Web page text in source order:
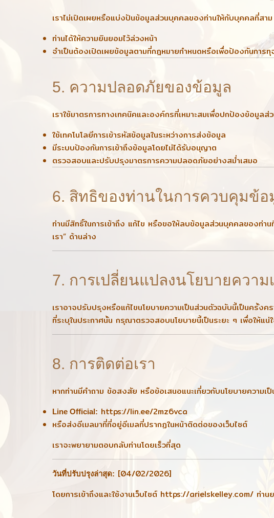
เราไม่เปิดเผยหรือแบ่งปันข้อมูลส่วนบุคคลของท่านให้กับบุคคลที่สาม
ท่านได้ให้ความยินยอมไว้ล่วงหน้า
จำเป็นต้องเปิดเผยข้อมูลตามที่กฎหมายกำหนดหรือเพื่อป้องกันการ
5. ความปลอดภัยของข้อมูล
เราใช้มาตรการทางเทคนิคและองค์กรที่เหมาะสมเพื่อปกป้องข้อมู
ใช้เทคโนโลยีการเข้ารหัสข้อมูลในระหว่างการส่งข้อมูล
มีระบบป้องกันการเข้าถึงข้อมูลโดยไม่ได้รับอนุญาต
ตรวจสอบและปรับปรุงมาตรการความปลอดภัยอย่างสม่ำเสมอ
6. สิทธิของท่านในการควบคุมข้
ท่านมีสิทธิ์ในการเข้าถึง แก้ไข หรือขอให้ลบข้อมูลส่วนบุคคลของท่า
เรา” ด้านล่าง
7. การเปลี่ยนแปลงนโยบายความ
เราอาจปรับปรุงหรือแก้ไขนโยบายความเป็นส่วนตัวฉบับนี้เป็นครั้ง
ที่ระบุในประกาศนั้น กรุณาตรวจสอบนโยบายนี้เป็นระยะ ๆ เพื่อให้แ
8. การติดต่อเรา
หากท่านมีคำถาม ข้อสงสัย หรือข้อเสนอแนะเกี่ยวกับนโยบายความ
Line Official: https://lin.ee/2mz6vca
หรือส่งอีเมลมาที่ที่อยู่อีเมลที่ปรากฏในหน้าติดต่อของเว็บไซต์
เราจะพยายามตอบกลับท่านโดยเร็วที่สุด
วันที่ปรับปรุงล่าสุด: [04/02/2026]
โดยการเข้าถึงและใช้งานเว็บไซต์ https://arielskelley.com/ ท่าน